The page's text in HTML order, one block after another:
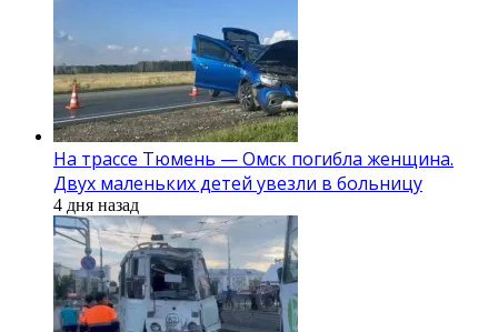
На трассе Тюмень — Омск погибла женщина.
Двух маленьких детей увезли в больницу
4 дня назад